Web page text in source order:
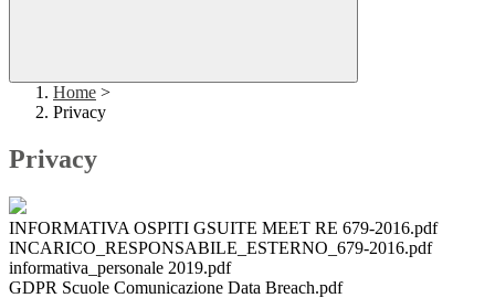
Home >
Privacy
Privacy
INFORMATIVA OSPITI GSUITE MEET RE 679-2016.pdf
INCARICO_RESPONSABILE_ESTERNO_679-2016.pdf
informativa_personale 2019.pdf
GDPR Scuole Comunicazione Data Breach.pdf